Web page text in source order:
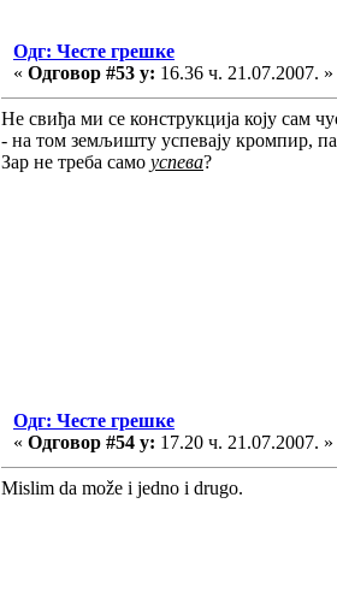
Одг: Честе грешке
« Одговор #53 у: 16.36 ч. 21.07.2007. »
Не свиђа ми се конструкција коју сам
- на том земљишту успевају кромпир,
Зар не треба само успева?
Одг: Честе грешке
« Одговор #54 у: 17.20 ч. 21.07.2007. »
Mislim da može i jedno i drugo.